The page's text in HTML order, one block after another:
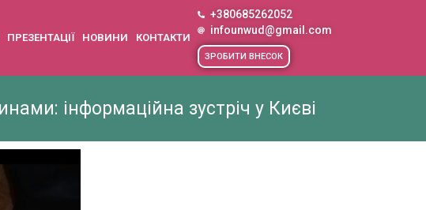
ПРЕЗЕНТАЦІЇ НОВИНИ КОНТАКТИ
+380685262052
infounwud@gmail.com
ЗРОБИТИ ВНЕСОК
інформаційна зустріч у Києві